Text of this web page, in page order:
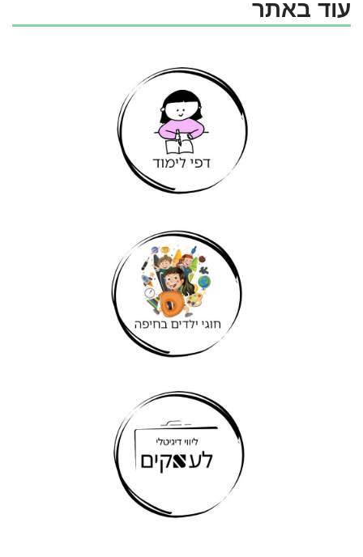
עוד באתר